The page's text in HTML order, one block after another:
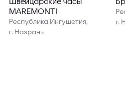
MAREMONTI
Республика Ингушетия,
г. Назрань
г.